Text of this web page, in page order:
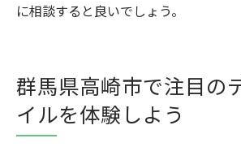
に相談すると良いでしょう。
群馬県高崎市で注目の
イルを体験しよう